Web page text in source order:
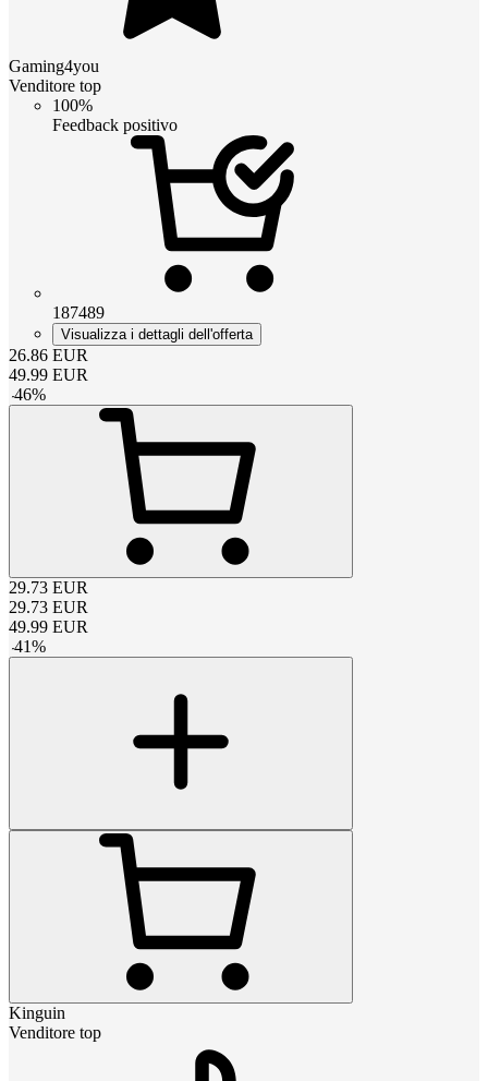
Gaming4you
Venditore top
100%
Feedback positivo
187489
Visualizza i dettagli dell'offerta
26.86 EUR
49.99 EUR
-46%
29.73 EUR
29.73 EUR
49.99 EUR
-41%
Kinguin
Venditore top